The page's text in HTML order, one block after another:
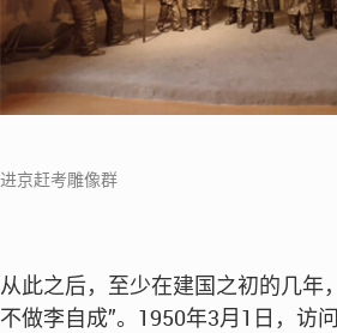
进京赶考雕像群
从此之后，至少在建国之初的几年
不做李自成”。1950年3月1日，访